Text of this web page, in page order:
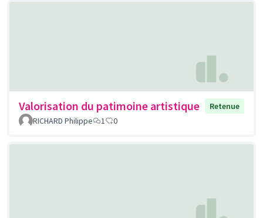
Valorisation du patimoine artistique
Retenue
RICHARD Philippe
1 0